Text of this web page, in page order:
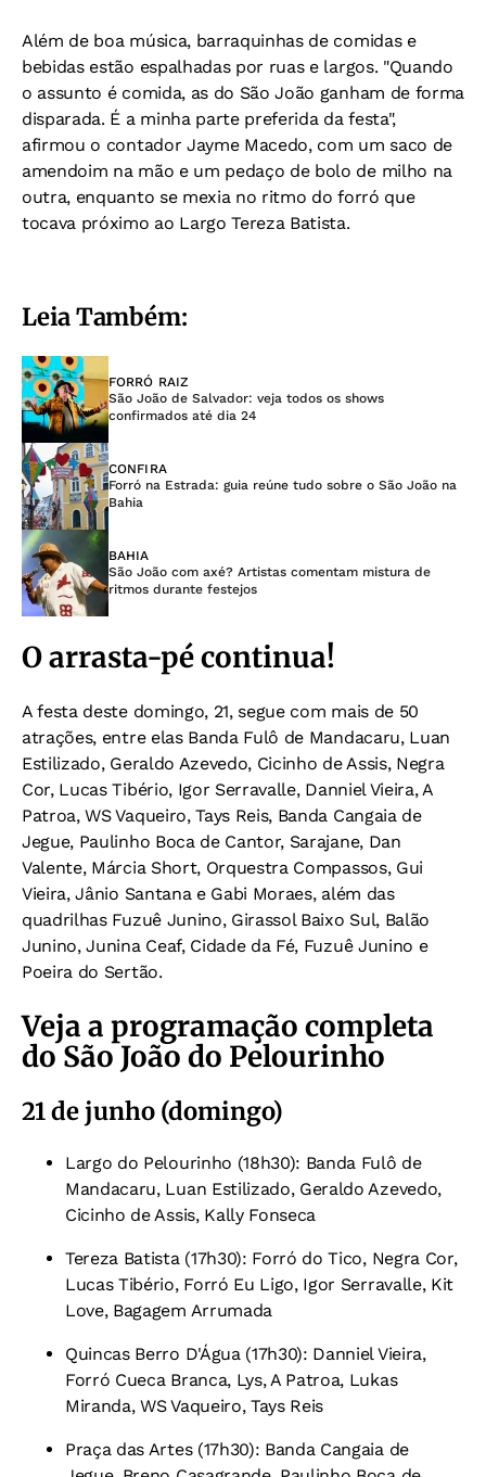
Além de boa música, barraquinhas de comidas e
bebidas estão espalhadas por ruas e largos. "Quando
o assunto é comida, as do São João ganham de forma
disparada. É a minha parte preferida da festa",
afirmou o contador Jayme Macedo, com um saco de
amendoim na mão e um pedaço de bolo de milho na
outra, enquanto se mexia no ritmo do forró que
tocava próximo ao Largo Tereza Batista.
Leia Também:
FORRÓ RAIZ
São João de Salvador: veja todos os shows
confirmados até dia 24
CONFIRA
Forró na Estrada: guia reúne tudo sobre o São João na
Bahia
BAHIA
São João com axé? Artistas comentam mistura de
ritmos durante festejos
O arrasta-pé continua!
A festa deste domingo, 21, segue com mais de 50
atrações, entre elas Banda Fulô de Mandacaru, Luan
Estilizado, Geraldo Azevedo, Cicinho de Assis, Negra
Cor, Lucas Tibério, Igor Serravalle, Danniel Vieira, A
Patroa, WS Vaqueiro, Tays Reis, Banda Cangaia de
Jegue, Paulinho Boca de Cantor, Sarajane, Dan
Valente, Márcia Short, Orquestra Compassos, Gui
Vieira, Jânio Santana e Gabi Moraes, além das
quadrilhas Fuzuê Junino, Girassol Baixo Sul, Balão
Junino, Junina Ceaf, Cidade da Fé, Fuzuê Junino e
Poeira do Sertão.
Veja a programação completa
do São João do Pelourinho
21 de junho (domingo)
Largo do Pelourinho (18h30): Banda Fulô de
Mandacaru, Luan Estilizado, Geraldo Azevedo,
Cicinho de Assis, Kally Fonseca
Tereza Batista (17h30): Forró do Tico, Negra Cor,
Lucas Tibério, Forró Eu Ligo, Igor Serravalle, Kit
Love, Bagagem Arrumada
Quincas Berro D'Água (17h30): Danniel Vieira,
Forró Cueca Branca, Lys, A Patroa, Lukas
Miranda, WS Vaqueiro, Tays Reis
Praça das Artes (17h30): Banda Cangaia de